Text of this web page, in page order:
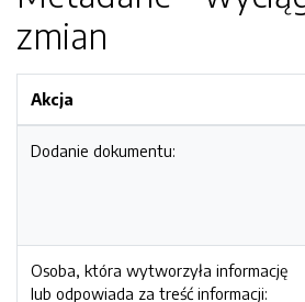
zmian
Akcja
Dodanie dokumentu:
Osoba, która wytworzyła informację
lub odpowiada za treść informacji: